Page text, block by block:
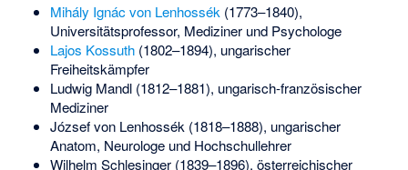
Mihály Ignác von Lenhossék (1773–1840),
Universitätsprofessor, Mediziner und Psychologe
Lajos Kossuth(1802–1894), ungarischer
Freiheitskämpfer
Ludwig Mandl(1812–1881), ungarisch-französischer
Mediziner
József von Lenhossék (1818–1888), ungarischer
Anatom, Neurologe und Hochschullehrer
Wilhelm Schlesinger(1839–1896), österreichischer